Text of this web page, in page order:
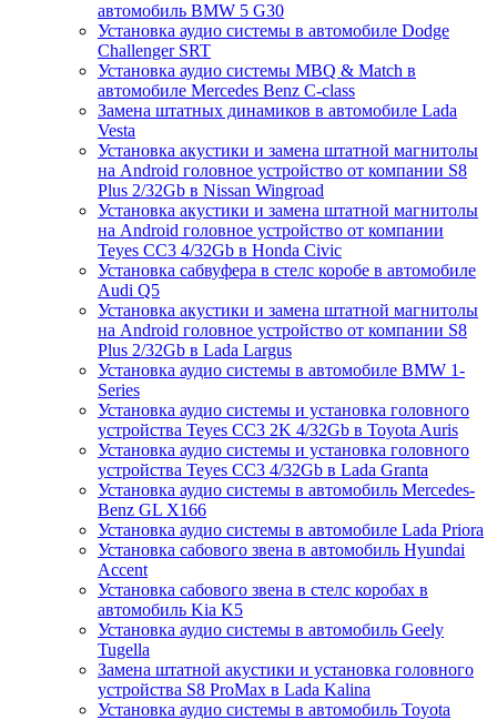
автомобиль BMW 5 G30
Установка аудио системы в автомобиле Dodge
Challenger SRT
Установка аудио системы MBQ & Match в
автомобиле Mercedes Benz C-class
Замена штатных динамиков в автомобиле Lada
Vesta
Установка акустики и замена штатной магнитолы
на Android головное устройство от компании S8
Plus 2/32Gb в Nissan Wingroad
Установка акустики и замена штатной магнитолы
на Android головное устройство от компании
Teyes CC3 4/32Gb в Honda Civic
Установка сабвуфера в стелс коробе в автомобиле
Audi Q5
Установка акустики и замена штатной магнитолы
на Android головное устройство от компании S8
Plus 2/32Gb в Lada Largus
Установка аудио системы в автомобиле BMW 1-
Series
Установка аудио системы и установка головного
устройства Teyes CC3 2K 4/32Gb в Toyota Auris
Установка аудио системы и установка головного
устройства Teyes CC3 4/32Gb в Lada Granta
Установка аудио системы в автомобиль Mercedes-
Benz GL X166
Установка аудио системы в автомобиле Lada Priora
Установка сабового звена в автомобиль Hyundai
Accent
Установка сабового звена в стелс коробах в
автомобиль Kia K5
Установка аудио системы в автомобиль Geely
Tugella
Замена штатной акустики и установка головного
устройства S8 ProMax в Lada Kalina
Установка аудио системы в автомобиль Toyota